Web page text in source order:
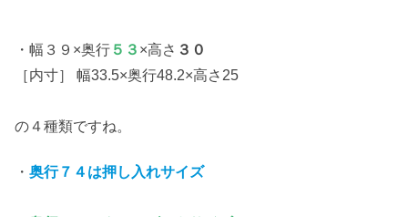
・幅３９×奥行 ５３ ×高さ ３０
［内寸］ 幅33.5×奥行48.2×高さ25
の４種類ですね。
・ 奥行７４は押し入れサイズ